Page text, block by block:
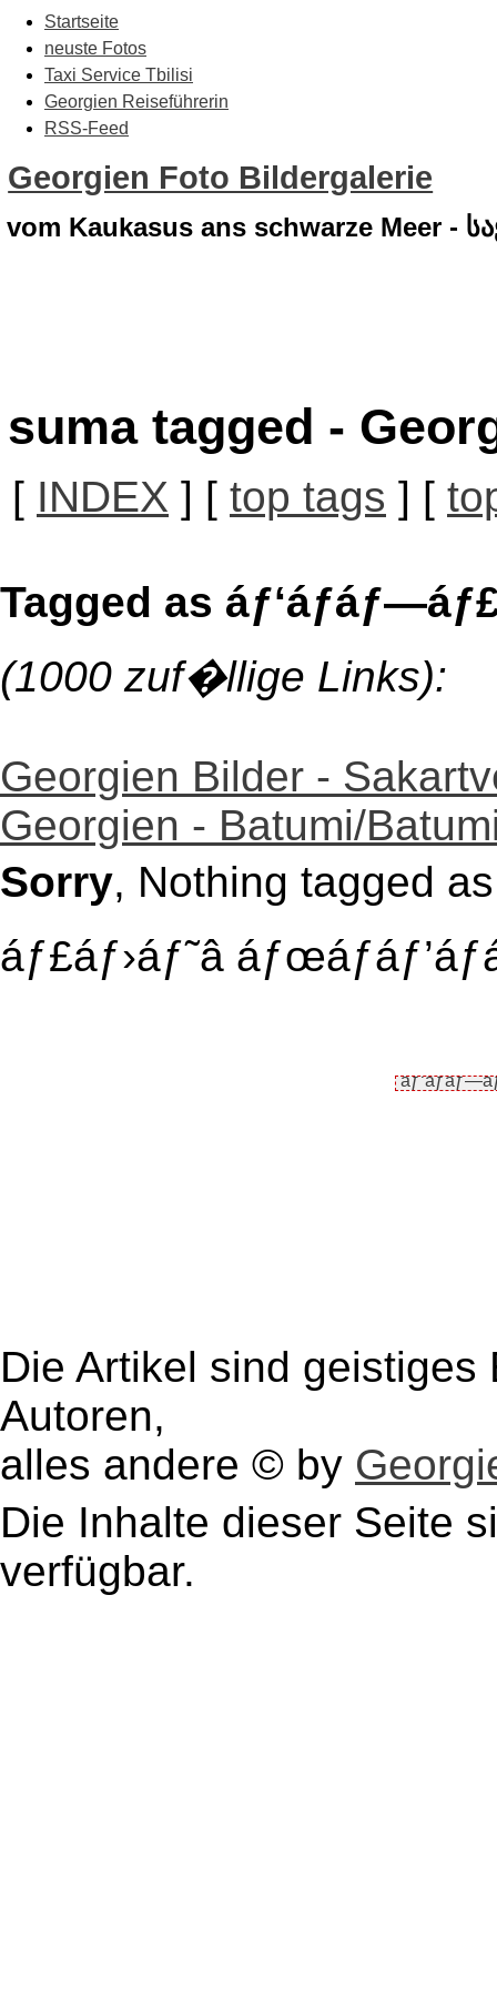
Startseite
neuste Fotos
Taxi Service Tbilisi
Georgien Reiseführerin
RSS-Feed
Georgien Foto Bildergalerie
vom Kaukasus ans schwarze Meer -
suma tagged -
[ INDEX ] [ top tags ] [
Tagged as
(1000 zuf�llige Links):
Georgien Bilder -
Georgien - Batumi/
Sorry, Nothing tagged as
áƒ£áƒ›áƒ˜â
Die Artikel sind
Autoren,
alles andere © by
Die Inhalte dieser Seite
verfügbar.